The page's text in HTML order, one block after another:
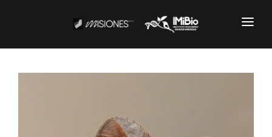
DOCUMENTOS INSTITUCIONALES